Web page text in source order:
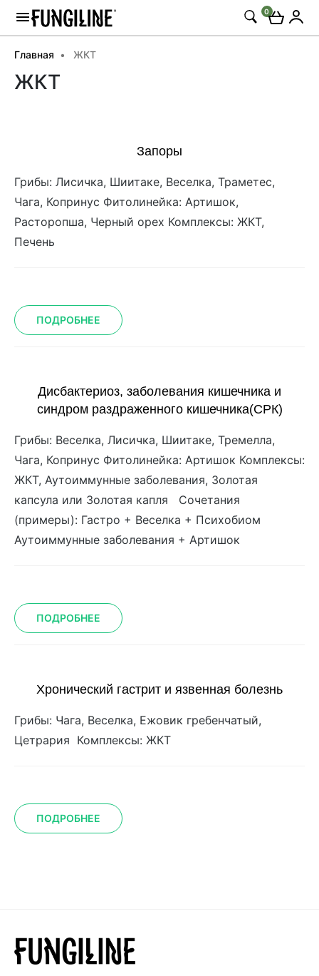
0
Главная ЖКТ
ЖКТ
Запоры
Грибы: Лисичка, Шиитаке, Веселка, Траметес,
Чага, Копринус Фитолинейка: Артишок,
Расторопша, Черный орех Комплексы: ЖКТ,
Печень
ПОДРОБНЕЕ
Дисбактериоз, заболевания кишечника и
синдром раздраженного кишечника(СРК)
Грибы: Веселка, Лисичка, Шиитаке, Тремелла,
Чага, Копринус Фитолинейка: Артишок Комплексы:
ЖКТ, Аутоиммунные заболевания, Золотая
капсула или Золотая капля Сочетания
(примеры): Гастро + Веселка + Психобиом
Аутоиммунные заболевания + Артишок
ПОДРОБНЕЕ
Хронический гастрит и язвенная болезнь
Грибы: Чага, Веселка, Ежовик гребенчатый,
Цетрария Комплексы: ЖКТ
ПОДРОБНЕЕ